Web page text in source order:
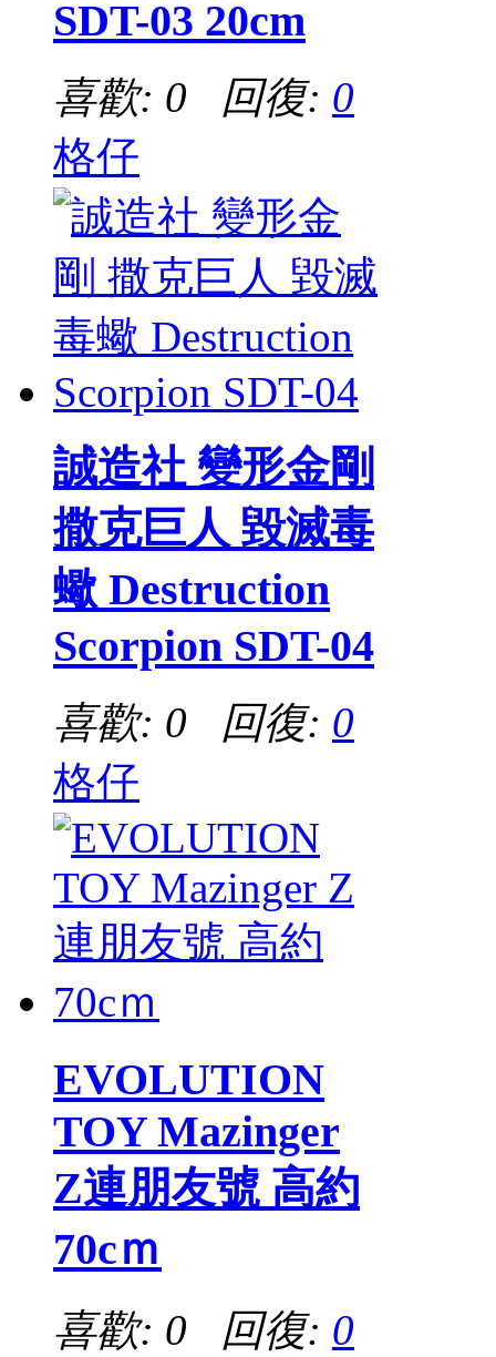
SDT-03 20cm
喜歡: 0 回復: 0
格仔
誠造社 變形金剛
撒克巨人 毀滅毒
蠍 Destruction
Scorpion SDT-04
喜歡: 0 回復: 0
格仔
EVOLUTION
TOY Mazinger
Z連朋友號 高約
70cｍ
喜歡: 0 回復: 0